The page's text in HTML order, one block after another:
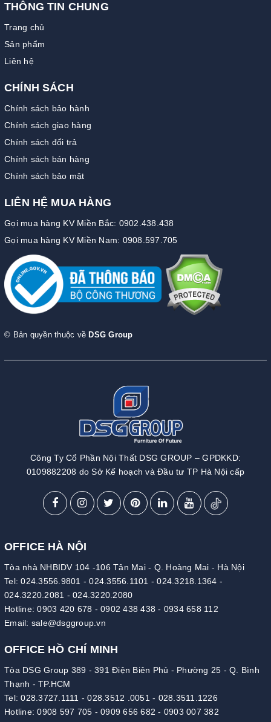
THÔNG TIN CHUNG
Trang chủ
Sản phẩm
Liên hệ
CHÍNH SÁCH
Chính sách bảo hành
Chính sách giao hàng
Chính sách đổi trả
Chính sách bán hàng
Chính sách bảo mật
LIÊN HỆ MUA HÀNG
Gọi mua hàng KV Miền Bắc: 0902.438.438
Gọi mua hàng KV Miền Nam: 0908.597.705
© Bản quyền thuộc về DSG Group
Công Ty Cổ Phần Nội Thất DSG GROUP – GPDKKD:
0109882208 do Sở Kế hoạch và Đầu tư TP Hà Nội cấp
OFFICE HÀ NỘI
Tòa nhà NHBIDV 104 -106 Tân Mai - Q. Hoàng Mai - Hà Nội
Tel:024.3556.9801 -024.3556.1101 -024.3218.1364 -
024.3220.2081 - 024.3220.2080
Hotline:0903 420 678 - 0902 438 438 - 0934 658 112
Email: sale@dsggroup.vn
OFFICE HỒ CHÍ MINH
Tòa DSG Group 389 - 391 Điện Biên Phủ - Phường 25 - Q. Bình
Thạnh - TP.HCM
Tel:028.3727.1111 -028.3512 .0051 - 028.3511.1226
Hotline:0908 597 705 - 0909 656 682 - 0903 007 382